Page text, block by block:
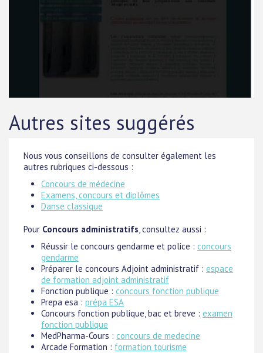
Autres sites suggérés
Nous vous conseillons de consulter également les
autres rubriques ci-dessous :
Concours de médecine
Examens, concours et diplômes
Danse classique
Pour Concours administratifs, consultez aussi :
Réussir le concours gendarme et police : concours
gendarme
Préparer le concours Adjoint administratif : espace
de formation adjoint administratif
Fonction publique : concours fonction publique
Prepa esa : prépa ESA
Concours fonction publique, bac et breve : examen
fonction publique
MedPharma-Cours : concours de medecine
Arcade Formation : formation tourisme